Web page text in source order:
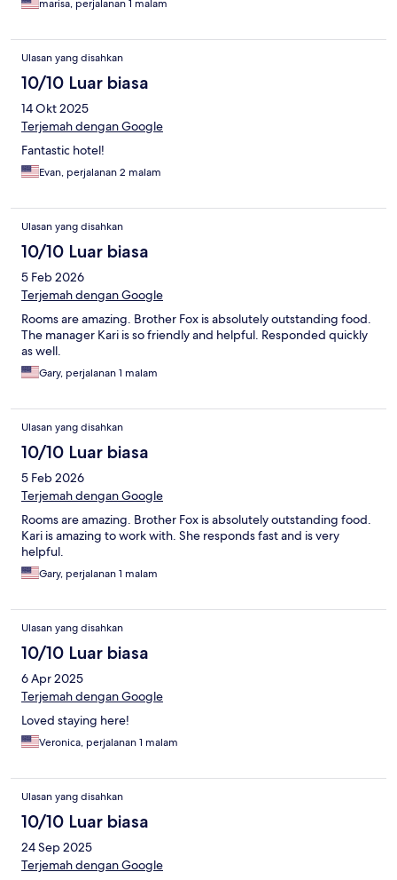
marisa, perjalanan 1 malam
Ulasan yang disahkan
10/10 Luar biasa
14 Okt 2025
Terjemah dengan Google
Fantastic hotel!
Evan, perjalanan 2 malam
Ulasan yang disahkan
10/10 Luar biasa
5 Feb 2026
Terjemah dengan Google
Rooms are amazing. Brother Fox is absolutely outstanding food.
The manager Kari is so friendly and helpful. Responded quickly
as well.
Gary, perjalanan 1 malam
Ulasan yang disahkan
10/10 Luar biasa
5 Feb 2026
Terjemah dengan Google
Rooms are amazing. Brother Fox is absolutely outstanding food.
Kari is amazing to work with. She responds fast and is very
helpful.
Gary, perjalanan 1 malam
Ulasan yang disahkan
10/10 Luar biasa
6 Apr 2025
Terjemah dengan Google
Loved staying here!
Veronica, perjalanan 1 malam
Ulasan yang disahkan
10/10 Luar biasa
24 Sep 2025
Terjemah dengan Google